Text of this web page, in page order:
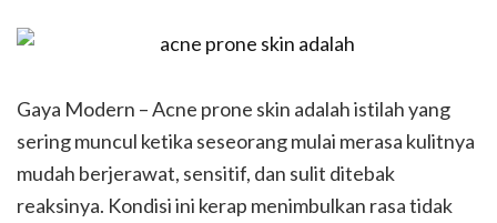
Gaya Modern – Acne prone skin adalah istilah yang
sering muncul ketika seseorang mulai merasa kulitnya
mudah berjerawat, sensitif, dan sulit ditebak
reaksinya. Kondisi ini kerap menimbulkan rasa tidak